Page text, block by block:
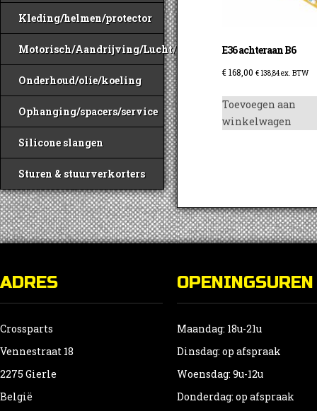
Kleding/helmen/protector
Motorisch/Aandrijving/Lucht/Benzine
Onderhoud/olie/koeling
Ophanging/spacers/service
Silicone slangen
Sturen & stuurverkorters
E36 achteraan B6
€168,00 € 138,84ex. BTW
Toevoegen aan
winkelwagen
ADRES
Crossparts
Vennestraat 18
2275 Gierle
België
OPENINGSUREN
Maandag: 18u-21u
Dinsdag: op afspraak
Woensdag: 9u-12u
Donderdag: op afspraak